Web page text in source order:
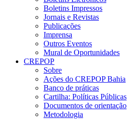
Boletins Impressos
Jornais e Revistas
Publicações
Imprensa
Outros Eventos
Mural de Oportunidades
CREPOP
Sobre
Ações do CREPOP Bahia
Banco de práticas
Cartilha: Políticas Públicas
Documentos de orientação
Metodologia